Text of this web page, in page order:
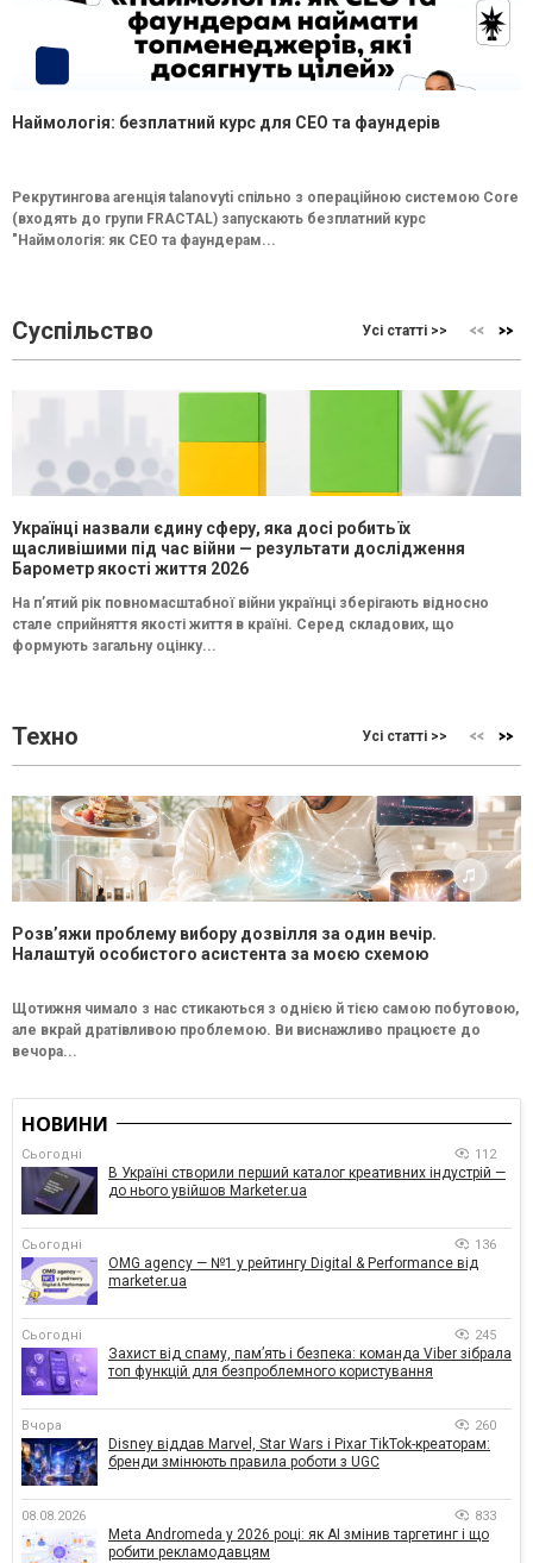
Наймологія: безплатний курс для CEO та фаундерів
Рекрутингова агенція talanovyti спільно з операційною системою Core
(входять до групи FRACTAL) запускають безплатний курс
"Наймологія: як СEO та фаундерам...
Суспільство Усі статті >>
Українці назвали єдину сферу, яка досі робить їх
щасливішими під час війни — результати дослідження
Барометр якості життя 2026
На п’ятий рік повномасштабної війни українці зберігають відносно
стале сприйняття якості життя в країні. Серед складових, що
формують загальну оцінку...
Техно Усі статті >>
Розв’яжи проблему вибору дозвілля за один вечір.
Налаштуй особистого асистента за моєю схемою
Щотижня чимало з нас стикаються з однією й тією самою побутовою,
але вкрай дратівливою проблемою. Ви виснажливо працюєте до
вечора...
НОВИНИ
Сьогодні 112
В Україні створили перший каталог креативних індустрій —
до нього увійшов Marketer.ua
Сьогодні 136
OMG agency — №1 у рейтингу Digital & Performance від
marketer.ua
Сьогодні 245
Захист від спаму, памʼять і безпека: команда Viber зібрала
топ функцій для безпроблемного користування
Вчора 260
Disney віддав Marvel, Star Wars і Pixar TikTok-креаторам:
бренди змінюють правила роботи з UGC
08.08.2026 833
Meta Andromeda у 2026 році: як AI змінив таргетинг і що
робити рекламодавцям